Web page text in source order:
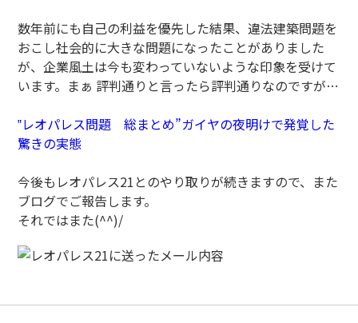
数年前にも自己の利益を優先した結果、違法建築問題を
おこし社会的に大きな問題になったことがありました
が、企業風土は今も変わっていないような印象を受けて
います。まぁ 評判通りと言ったら評判通りなのですが…
‟レオパレス問題 総まとめ”ガイヤの夜明けで発覚した
驚きの実態
今後もレオパレス21とのやり取りが続きますので、また
ブログでご報告します。
それではまた(^^)/